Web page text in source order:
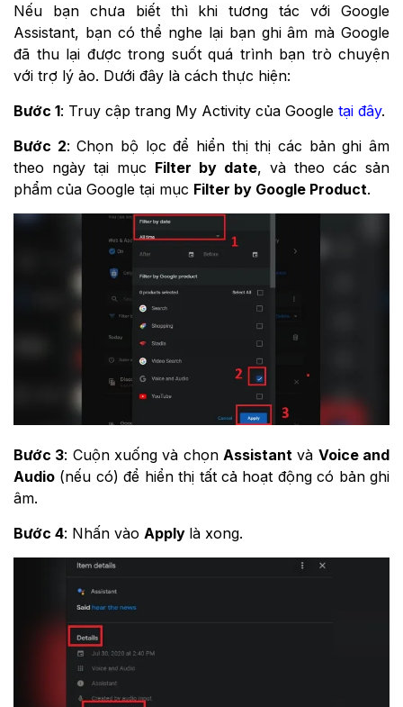
Nếu bạn chưa biết thì khi tương tác với Google
Assistant, bạn có thể nghe lại bạn ghi âm mà Google
đã thu lại được trong suốt quá trình bạn trò chuyện
với trợ lý ảo. Dưới đây là cách thực hiện:
Bước 1: Truy cập trang My Activity của Google tại đây.
Bước 2: Chọn bộ lọc để hiển thị thị các bản ghi âm
theo ngày tại mục Filter by date, và theo các sản
phẩm của Google tại mục Filter by Google Product.
Bước 3: Cuộn xuống và chọn Assistant và Voice and
Audio (nếu có) để hiển thị tất cả hoạt động có bản ghi
âm.
Bước 4: Nhấn vào Apply là xong.